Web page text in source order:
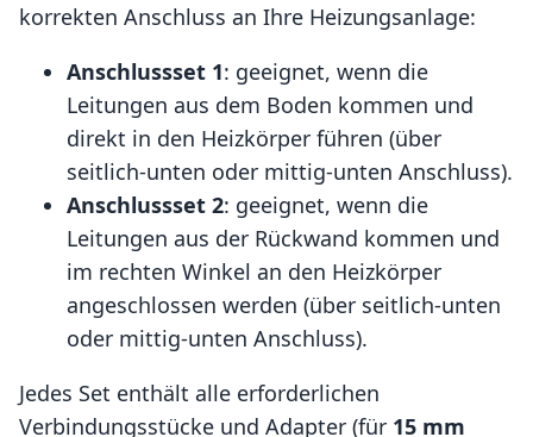
korrekten Anschluss an Ihre Heizungsanlage:
Anschlussset 1: geeignet, wenn die
Leitungen aus dem Boden kommen und
direkt in den Heizkörper führen (über
seitlich-unten oder mittig-unten Anschluss).
Anschlussset 2: geeignet, wenn die
Leitungen aus der Rückwand kommen und
im rechten Winkel an den Heizkörper
angeschlossen werden (über seitlich-unten
oder mittig-unten Anschluss).
Jedes Set enthält alle erforderlichen
Verbindungsstücke und Adapter (für 15 mm